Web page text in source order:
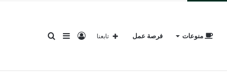
منوعات فرصة عمل بحثإضافةتسجيل تابعنا